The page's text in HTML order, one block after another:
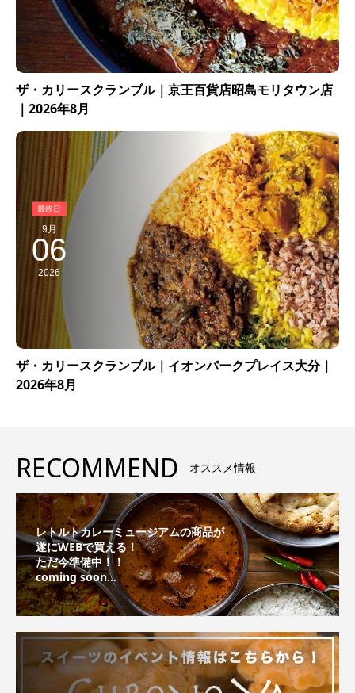
ザ・カリースクランブル｜京王百貨店昭島モリタウン店
｜2026年8月
9月
06
2026
ザ・カリースクランブル｜イオンパークプレイス大分｜
2026年8月
RECOMMEND オススメ情報
レトルトカレーミュージアムの商品が
遂にWEBで買える！
ただ今準備中！！
coming soon...